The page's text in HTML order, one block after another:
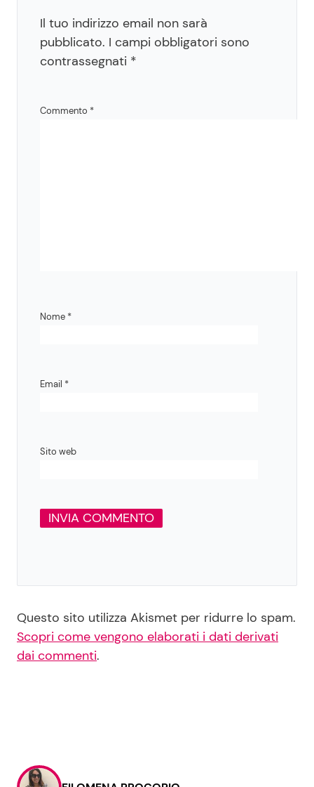
Il tuo indirizzo email non sarà
pubblicato. I campi obbligatori sono
contrassegnati *
Commento *
Nome *
Email *
Sito web
Questo sito utilizza Akismet per ridurre lo spam.
Scopri come vengono elaborati i dati derivati
dai commenti.